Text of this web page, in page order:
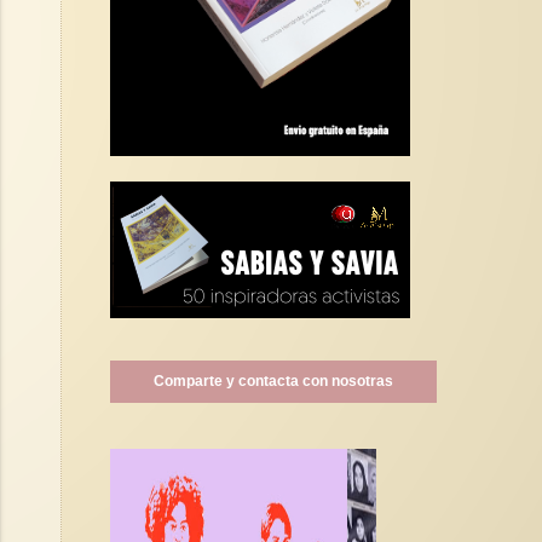
Comparte y contacta con nosotras